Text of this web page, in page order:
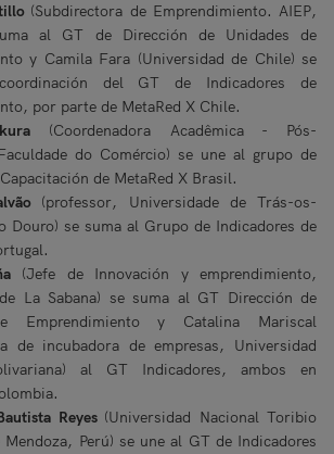
(Subdirectora de Emprendimiento. AIEP,
al GT de Dirección de Unidades de
y Camila Fara (Universidad de Chile) se
del GT de Indicadores de
por parte de MetaRed X Chile.
(Coordenadora Acadêmica - Pós-
do Comércio) se une al grupo de
de MetaRed X Brasil.
(professor, Universidade de Trás-os-
Douro) se suma al Grupo de Indicadores de
(Jefe de Innovación y emprendimiento,
La Sabana) se suma al GT Dirección de
Emprendimiento y Catalina Mariscal
de incubadora de empresas, Universidad
al GT Indicadores, ambos en
Reyes (Universidad Nacional Toribio
Mendoza, Perú) se une al GT de Indicadores